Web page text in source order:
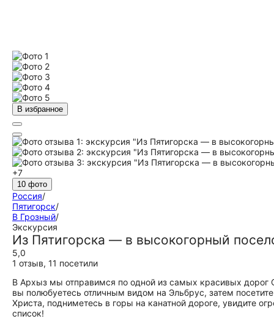
В избранное
+7
10 фото
Россия/
Пятигорск/
В Грозный/
Экскурсия
Из Пятигорска — в высокогорный
5,0
1 отзыв, 11 посетили
В Архыз мы отправимся по одной из самых красивых
вы полюбуетесь отличным видом на Эльбрус, затем
Христа, подниметесь в горы на канатной дороге, увидите
список!